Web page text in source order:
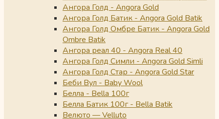
Ангора Голд - Angora Gold
Ангора Голд Батик - Angora Gold Batik
Ангора Голд Омбре Батик - Angora Gold
Ombre Batik
Ангора реал 40 - Angora Real 40
Ангора Голд Симли - Angora Gold Simli
Ангора Голд Стар - Angora Gold Star
Беби Вул - Baby Wool
Белла - Bella 100г
Белла Батик 100г - Bella Batik
Велюто — Velluto